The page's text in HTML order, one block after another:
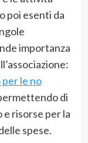
poi esenti da
importanza
le no
di
risorse per la
spese.